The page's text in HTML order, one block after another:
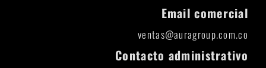
Email comercial
ventas@auragroup.com.co
Contacto administrativo